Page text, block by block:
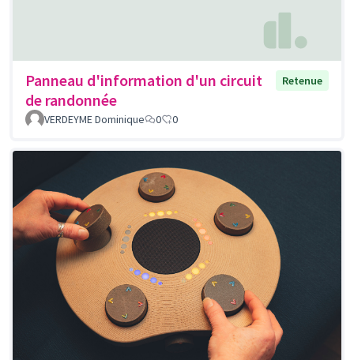
Panneau d'information d'un circuit
de randonnée
Retenue
VERDEYME Dominique 0 0